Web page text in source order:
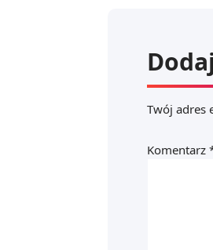
Twój adres
Komentarz